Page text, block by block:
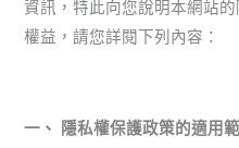
資訊，特此向您說明本網站
權益，請您詳閱下列內容：
一、 隱私權保護政策的適用